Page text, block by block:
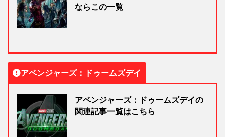
ならこの一覧
アベンジャーズ：ドゥームズデイ
アベンジャーズ：ドゥームズデイの
関連記事一覧はこちら